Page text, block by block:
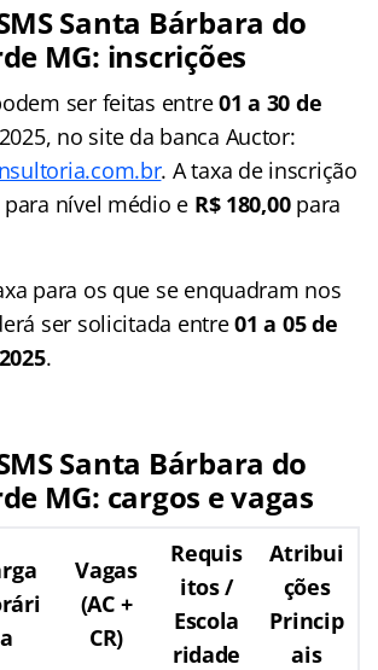
Santa Bárbara do
MG: inscrições
ser feitas entre01 a 30 de
2025, no site da banca Auctor:
. A taxa de inscrição
para nível médio e R$ 180,00para
para os que se enquadram nos
ser solicitada entre01 a 05 de
.
Santa Bárbara do
MG: cargos e vagas
a
Vagas
(AC +
CR)
Requis
itos /
Escola
ridade
Atribui
ções
Princip
ais